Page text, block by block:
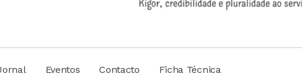
Eventos Contacto Ficha Técnica